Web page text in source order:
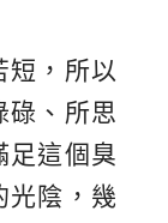
短，所以
碌、所思
足這個臭
光陰，幾